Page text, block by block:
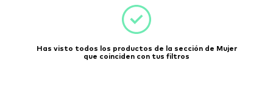
Has visto todos los productos de la sección de Mujer
que coinciden con tus filtros